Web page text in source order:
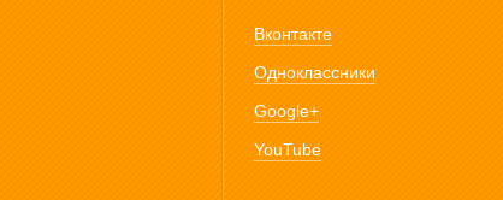
Вконтакте
Одноклассники
Google+
YouTube